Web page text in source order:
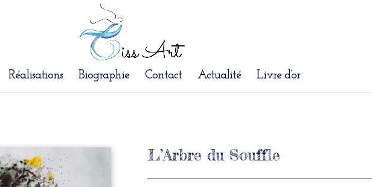
Réalisations Biographie Contact Actualité Livre d’or
L’Arbre du Souffle